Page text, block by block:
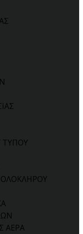
ΤΥΠΟΥ
ΑΕΡΑ